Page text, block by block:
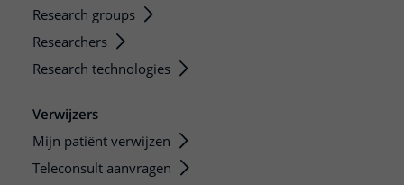
Research groups
Researchers
Research technologies
Verwijzers
Mijn patiënt verwijzen
Teleconsult aanvragen